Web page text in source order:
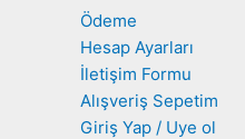
Ödeme
Hesap Ayarları
İletişim Formu
Alışveriş Sepetim
Giriş Yap / Uye ol